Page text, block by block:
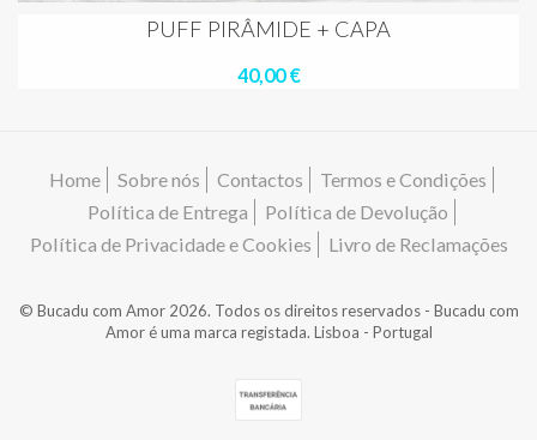
PUFF PIRÂMIDE + CAPA
40,00 €
Home Sobre nós Contactos
Termos e Condições
Política de Entrega
Política de Devolução
Política de Privacidade e Cookies
Livro de Reclamações
© Bucadu com Amor 2026. Todos os direitos reservados - Bucadu com
Amor é uma marca registada. Lisboa - Portugal